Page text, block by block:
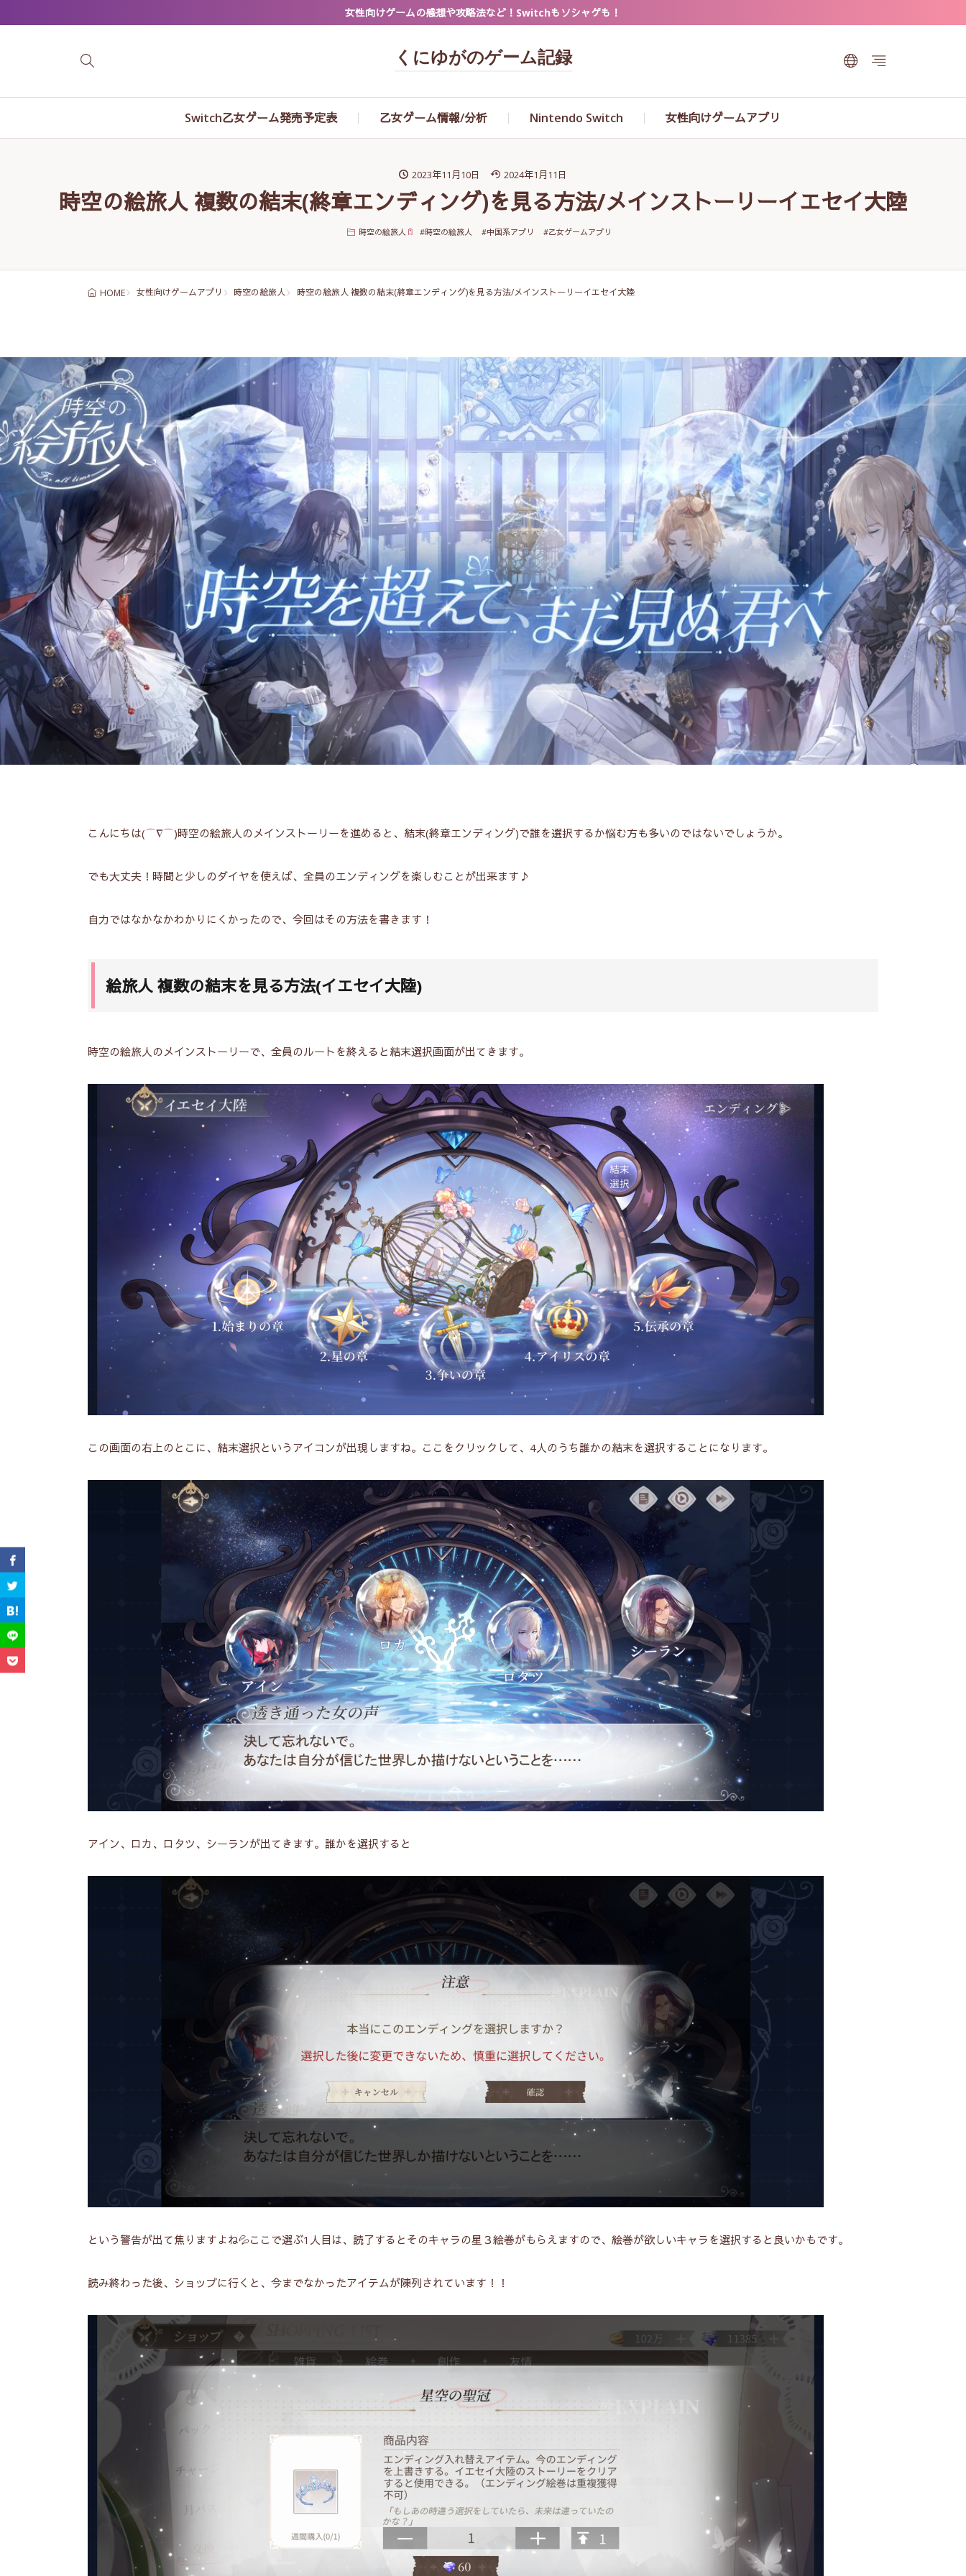
女性向けゲームの感想や攻略法など！Switchもソシャゲも！
くにゆがのゲーム記録
Switch乙女ゲーム発売予定表 乙女ゲーム情報/分析 Nintendo Switch 女性向けゲームアプリ
2023年11月10日 2024年1月11日
時空の絵旅人 複数の結末(終章エンディング)を見る方法/メインストーリーイエセイ大陸
時空の絵旅人 #時空の絵旅人 #中国系アプリ #乙女ゲームアプリ
HOME 女性向けゲームアプリ 時空の絵旅人 時空の絵旅人 複数の結末(終章エンディング)を見る方法/メインストーリーイエセイ大陸
こんにちは(⌒∇⌒)時空の絵旅人のメインストーリーを進めると、結末(終章エンディング)で誰を選択するか悩む方も多いのではないでしょうか。
でも大丈夫！ 時間と少しのダイヤを使えば、全員のエンディングを楽しむことが出来ます♪
自力ではなかなかわかりにくかったので、今回はその方法を書きます！
絵旅人 複数の結末を見る方法(イエセイ大陸)
時空の絵旅人のメインストーリーで、全員のルートを終えると結末選択画面が出てきます。
この画面の右上のとこに、結末選択というアイコンが出現しますね。ここをクリックして、4人のうち誰かの結末を選択することになります。
アイン、ロカ、ロタツ、シーランが出てきます。誰かを選択すると
という警告が出て焦りますよね💦ここで選ぶ1人目は、読了するとそのキャラの星３絵巻がもらえますので、 絵巻が欲しいキャラを選択すると良いかもです。
読み終わった後、ショップに行くと、今までなかったアイテムが陳列されています！！